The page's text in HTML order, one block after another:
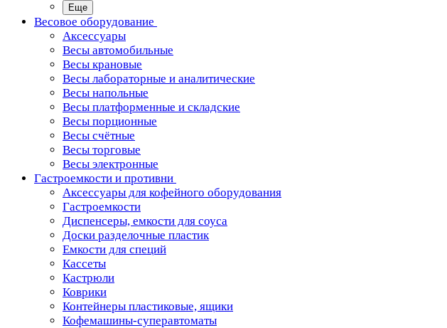
Еще
Весовое оборудование
Аксессуары
Весы автомобильные
Весы крановые
Весы лабораторные и аналитические
Весы напольные
Весы платформенные и складские
Весы порционные
Весы счётные
Весы торговые
Весы электронные
Гастроемкости и противни
Аксессуары для кофейного оборудования
Гастроемкости
Диспенсеры, емкости для соуса
Доски разделочные пластик
Емкости для специй
Кассеты
Кастрюли
Коврики
Контейнеры пластиковые, ящики
Кофемашины-суперавтоматы